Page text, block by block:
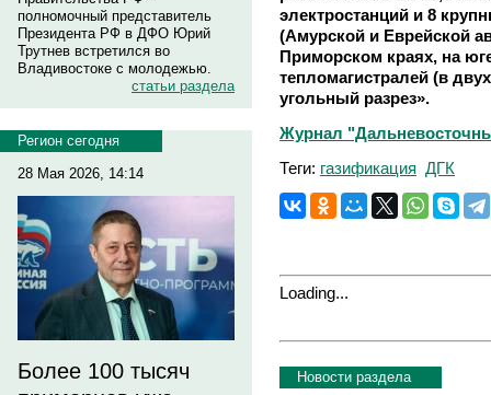
полномочный представитель
Президента РФ в ДФО Юрий
Трутнев встретился во
Владивостоке с молодежью.
статьи раздела
Регион сегодня
28 Мая 2026, 14:14
Более 100 тысяч
электростанций и 8
(Амурской и Еврейской
Приморском краях, на
тепломагистралей (в
угольный разрез».
Журнал
Теги: газификация ДГК
Loading...
Новости раздела